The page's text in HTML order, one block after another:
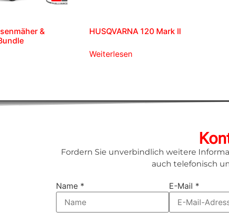
&
HUSQVARNA 120 Mark II
Weiterlesen
Fordern Sie unverbindlich weitere
auch telefonisch
Name * E-Mail *